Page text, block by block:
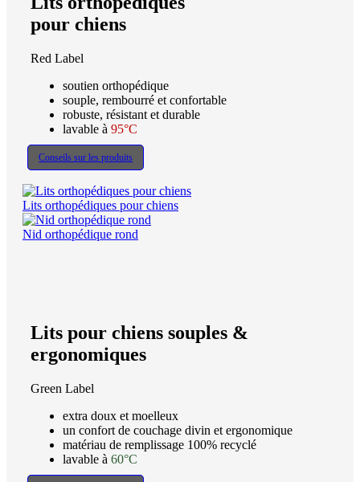
pour chiens
Red Label
soutien orthopédique
souple, rembourré et confortable
robuste, résistant et durable
lavable à 95°C
Conseils sur les produits
Lits orthopédiques pour chiens
Nid orthopédique rond
Lits pour chiens souples &
ergonomiques
Green Label
extra doux et moelleux
un confort de couchage divin et ergonomique
matériau de remplissage 100% recyclé
lavable à 60°C